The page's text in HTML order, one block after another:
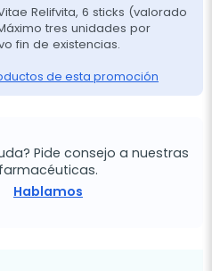
Relifvita, 6 sticks (valorado
tres unidades por
fin de existencias.
de esta promoción
Pide consejo a nuestras
farmacéuticas.
Hablamos